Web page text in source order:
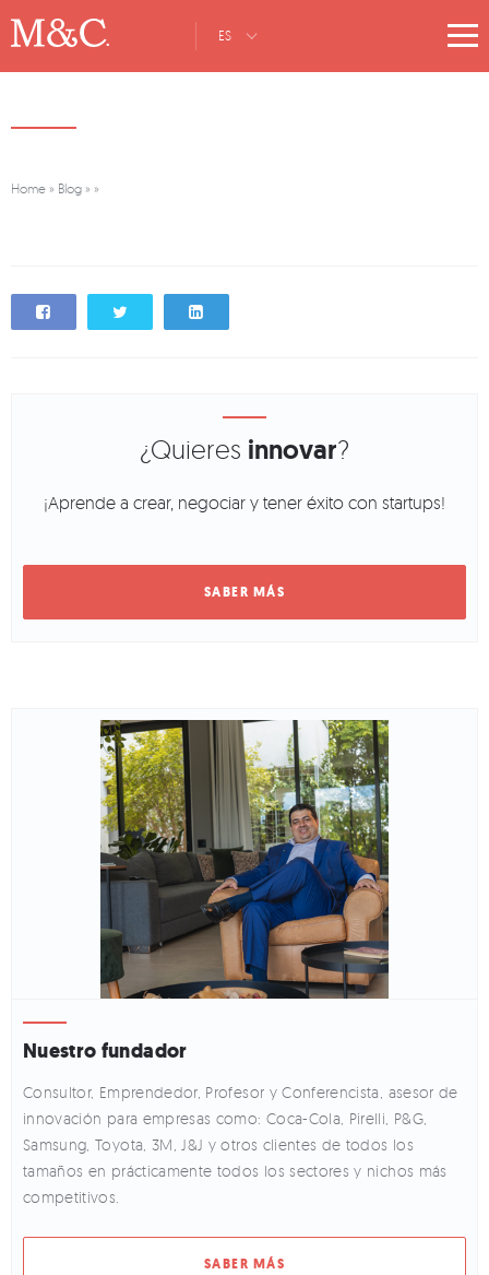
ES
Home » Blog » »
¿Quieres innovar?
¡Aprende a crear, negociar y tener éxito con startups!
Nuestro fundador
Consultor, Emprendedor, Profesor y Conferencista, asesor de
innovación para empresas como: Coca-Cola, Pirelli, P&G,
Samsung, Toyota, 3M, J&J y otros clientes de todos los
tamaños en prácticamente todos los sectores y nichos más
competitivos.
SABER MÁS